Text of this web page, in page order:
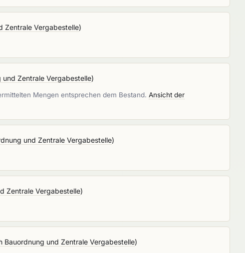
Zentrale Vergabestelle)
Zentrale Vergabestelle)
Mengen entsprechen dem Bestand. Ansicht der
und Zentrale Vergabestelle)
Zentrale Vergabestelle)
Bauordnung und Zentrale Vergabestelle)